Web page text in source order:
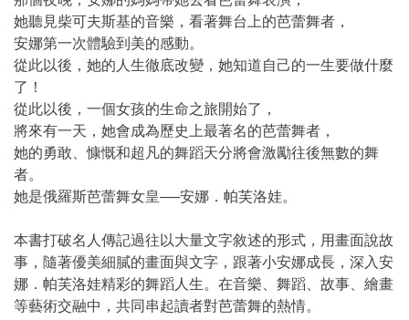
她聽見柴可夫斯基的音樂，看著舞台上的芭蕾舞者，
安娜第一次體驗到美的感動。
從此以後，她的人生徹底改變，她知道自己的一生要做什麼
了！
從此以後，一個女孩的生命之旅開始了，
將來有一天，她會成為歷史上最著名的芭蕾舞者，
她的勇敢、慷慨和超凡的舞蹈天分將會激勵往後無數的舞
者。
她是俄羅斯芭蕾舞女皇──安娜．帕芙洛娃。
本書打破名人傳記過往以大量文字敘述的形式，用畫面說故
事，隨著優美細膩的畫面與文字，跟著小安娜成長，深入安
娜．帕芙洛娃精彩的舞蹈人生。在音樂、舞蹈、故事、繪畫
等藝術交融中，共同串起讀者對芭蕾舞的熱情。